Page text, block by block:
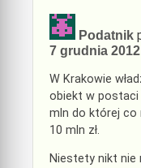
Podatnik
7 grudnia
W Krakowie
obiekt w postaci
mln do której co
10 mln zł.
Niestety nikt nie